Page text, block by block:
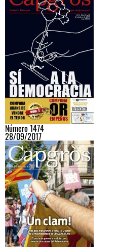
Número 1474
28/09/2017